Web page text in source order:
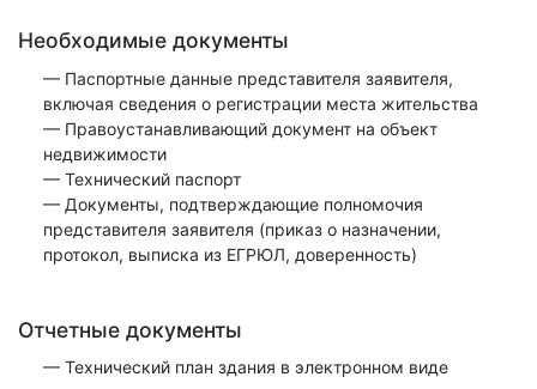
Необходимые документы
— Паспортные данные представителя заявителя,
включая сведения о регистрации места жительства
— Правоустанавливающий документ на объект
недвижимости
— Технический паспорт
— Документы, подтверждающие полномочия
представителя заявителя (приказ о назначении,
протокол, выписка из ЕГРЮЛ, доверенность)
Отчетные документы
— Технический план здания в электронном виде